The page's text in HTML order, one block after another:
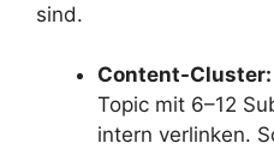
sind.
Content-Cluster:
Topic mit 6–12
intern verlinken.